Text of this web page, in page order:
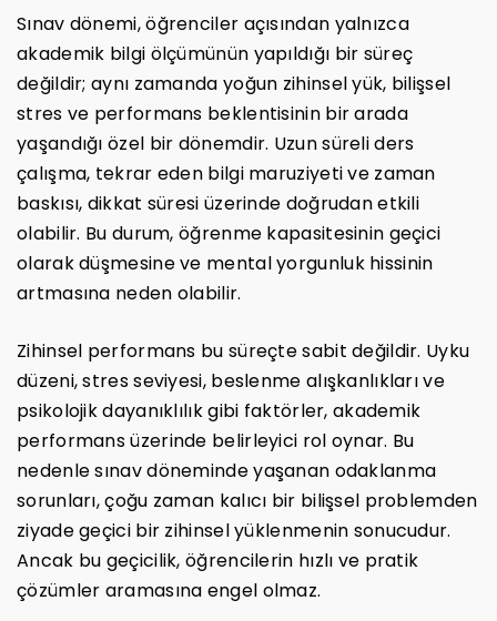
Sınav dönemi, öğrenciler açısından yalnızca
akademik bilgi ölçümünün yapıldığı bir süreç
değildir; aynı zamanda yoğun zihinsel yük, bilişsel
stres ve performans beklentisinin bir arada
yaşandığı özel bir dönemdir. Uzun süreli ders
çalışma, tekrar eden bilgi maruziyeti ve zaman
baskısı, dikkat süresi üzerinde doğrudan etkili
olabilir. Bu durum, öğrenme kapasitesinin geçici
olarak düşmesine ve mental yorgunluk hissinin
artmasına neden olabilir.
Zihinsel performans bu süreçte sabit değildir. Uyku
düzeni, stres seviyesi, beslenme alışkanlıkları ve
psikolojik dayanıklılık gibi faktörler, akademik
performans üzerinde belirleyici rol oynar. Bu
nedenle sınav döneminde yaşanan odaklanma
sorunları, çoğu zaman kalıcı bir bilişsel problemden
ziyade geçici bir zihinsel yüklenmenin sonucudur.
Ancak bu geçicilik, öğrencilerin hızlı ve pratik
çözümler aramasına engel olmaz.